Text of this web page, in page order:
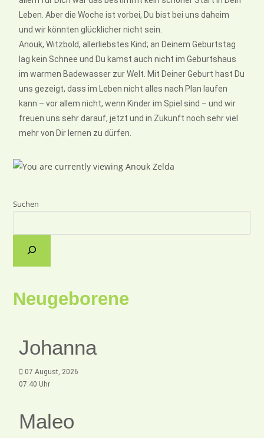
Leben. Aber die Woche ist vorbei, Du bist bei uns daheim
und wir könnten glücklicher nicht sein.
Anouk, Witzbold, allerliebstes Kind; an Deinem Geburtstag
lag kein Schnee und Du kamst auch nicht im Geburtshaus
im warmen Badewasser zur Welt. Mit Deiner Geburt hast Du
uns gezeigt, dass im Leben nicht alles nach Plan laufen
kann – vor allem nicht, wenn Kinder im Spiel sind – und wir
freuen uns sehr darauf, jetzt und in Zukunft noch sehr viel
mehr von Dir lernen zu dürfen.
Suchen
Neugeborene
Johanna
07 August, 2026
07:40 Uhr
Maleo